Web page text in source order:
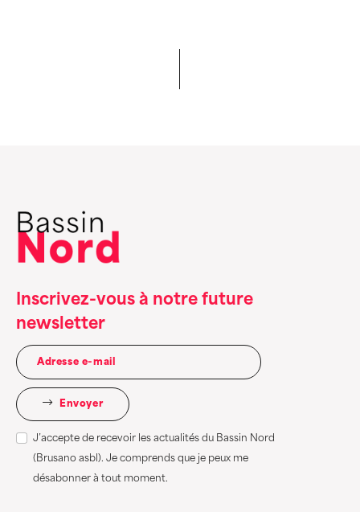
Inscrivez-vous à notre future
newsletter
Envoyer
J’accepte de recevoir les actualités du Bassin Nord
(Brusano asbl). Je comprends que je peux me
désabonner à tout moment.